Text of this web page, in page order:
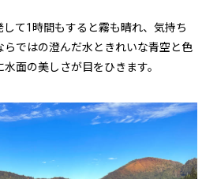
て1時間もすると霧も晴れ、気持ち
らではの澄んだ水ときれいな青空と色
面の美しさが目をひきます。